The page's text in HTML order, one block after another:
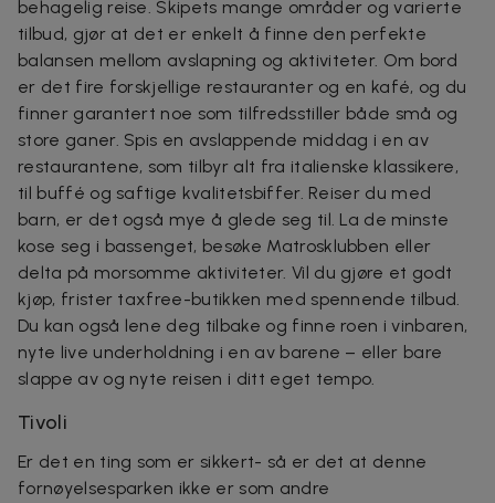
behagelig reise. Skipets mange områder og varierte
tilbud, gjør at det er enkelt å finne den perfekte
balansen mellom avslapning og aktiviteter. Om bord
er det fire forskjellige restauranter og en kafé, og du
finner garantert noe som tilfredsstiller både små og
store ganer. Spis en avslappende middag i en av
restaurantene, som tilbyr alt fra italienske klassikere,
til buffé og saftige kvalitetsbiffer. Reiser du med
barn, er det også mye å glede seg til. La de minste
kose seg i bassenget, besøke Matrosklubben eller
delta på morsomme aktiviteter. Vil du gjøre et godt
kjøp, frister taxfree-butikken med spennende tilbud.
Du kan også lene deg tilbake og finne roen i vinbaren,
nyte live underholdning i en av barene – eller bare
slappe av og nyte reisen i ditt eget tempo.
Tivoli
Er det en ting som er sikkert- så er det at denne
fornøyelsesparken ikke er som andre